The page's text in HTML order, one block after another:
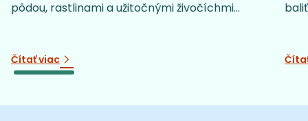
pôdou, rastlinami a užitočnými živočíchmi...
Čítať viac